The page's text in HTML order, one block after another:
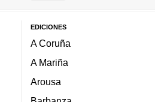
EDICIONES
A Coruña
A Mariña
Arousa